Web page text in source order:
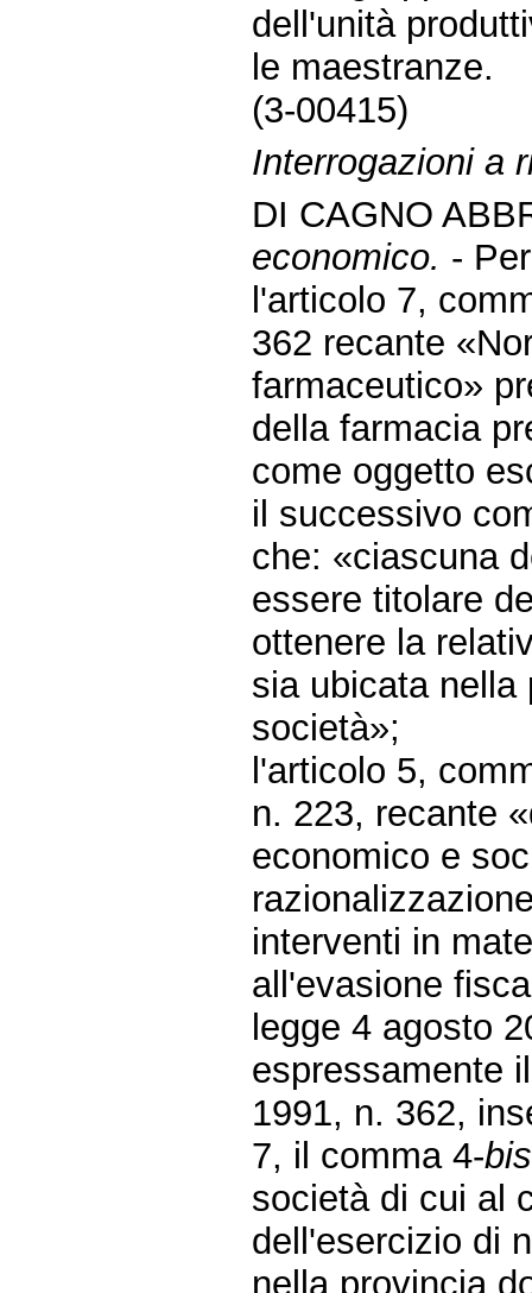
dell'unità
le maestranze.
(3-00415)
Interrogazioni a
DI CAGNO
economico. -
l'articolo 7,
362 recante
farmaceutico»
della farmacia
come oggetto
il successivo
che: «ciascuna
essere titolare
ottenere la
sia ubicata nella
società»;
l'articolo 5,
n. 223, recante
economico e
interventi in
all'evasione
legge 4 agosto
espressamente
1991, n. 362,
7, il comma 4-bis
società di cui al
dell'esercizio di
nella provincia